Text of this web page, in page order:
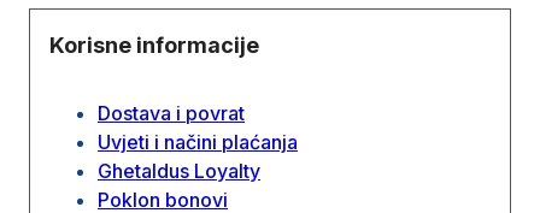
Korisne informacije
Dostava i povrat
Uvjeti i načini plaćanja
Ghetaldus Loyalty
Poklon bonovi